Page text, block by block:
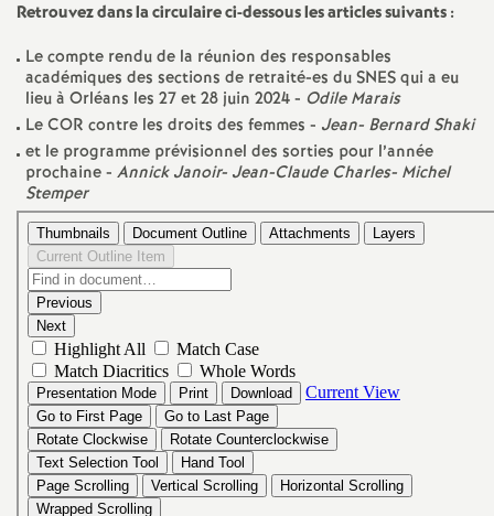
g
r
é
O
r
é
n
Retrouvez dans la circulaire ci-dessous les articles suivants :
Le compte rendu de la réunion des responsables
académiques des sections de retraité-es duSNESqui a eu
lieu à Orléans les 27 et 28 juin 2024 - Odile Marais
LeCOR contre les droits des femmes - Jean- Bernard Shaki
et le programme prévisionnel des sorties pour l’année
prochaine - Annick Janoir- Jean-Claude Charles- Michel
Stemper